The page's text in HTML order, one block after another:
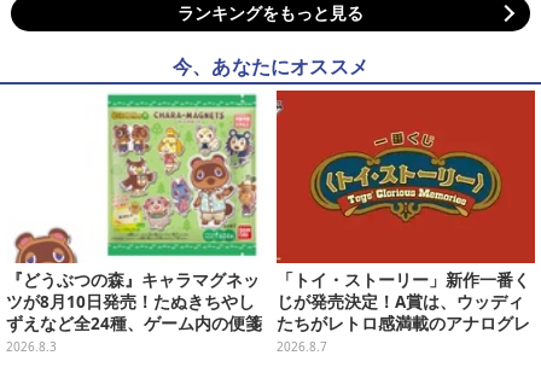
ランキングをもっと見る
今、あなたにオススメ
『どうぶつの森』キャラマグネッ
ツが8月10日発売！たぬきちやし
ずえなど全24種、ゲーム内の便箋
風メモカード全10種も
2026.8.3
「トイ・ストーリー」新作一番く
じが発売決定！A賞は、ウッディ
たちがレトロ感満載のアナログレ
コード上を走る姿で立体化
2026.8.7